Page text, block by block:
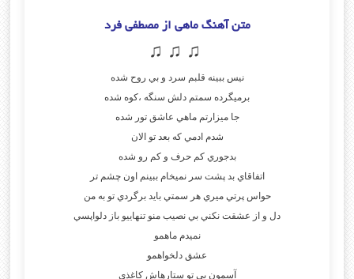
متن آهنگ ماهی از مصطفی فرد
♫ ♫ ♫
نيس ببينه قلبم سرد و بي روح شده
برميگرده سمتم دلش سنگه ،كوه شده
جا ميزارتم ماهي عاشق تور شده
شدم ادمي كه بعد تو الان
بدجوري كم حرف و كم رو شده
اتفاقاي بد پشت سر نميخام ببينم اون چشم تر
حواس پرتي ميري هر سمتي بايد برگردي تو به من
دل و از عشقت نكني بي نصيب منو تنهاييو باز دلواپسي
نميدم ماهمو
عشق دلخواهمو
آسمون بي تو ستارهاش كاغذي